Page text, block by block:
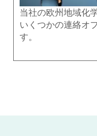
当社の欧州地域化
いくつかの連絡オ
す。